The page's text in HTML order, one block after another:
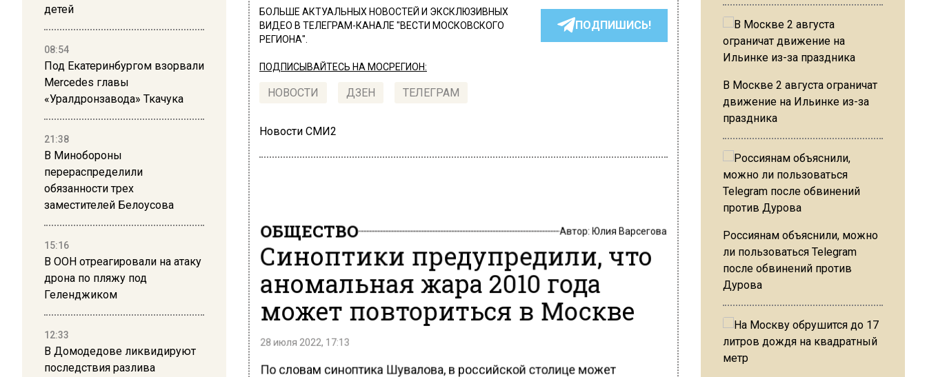
детей
08:54
Под Екатеринбургом взорвали
Mercedes главы
«Уралдронзавода» Ткачука
21:38
В Минобороны
перераспределили
обязанности трех
заместителей Белоусова
15:16
В ООН отреагировали на атаку
дрона по пляжу под
Геленджиком
12:33
В Домодедове ликвидируют
последствия разлива
БОЛЬШЕ АКТУАЛЬНЫХ НОВОСТЕЙ И ЭКСКЛЮЗИВНЫХ
ВИДЕО В ТЕЛЕГРАМ-КАНАЛЕ "ВЕСТИ МОСКОВСКОГО
РЕГИОНА".
ПОДПИШИСЬ!
ПОДПИСЫВАЙТЕСЬ НА МОСРЕГИОН:
НОВОСТИ ДЗЕН ТЕЛЕГРАМ
Новости СМИ2
ОБЩЕСТВО Автор:Юлия Варсегова
Синоптики предупредили, что
аномальная жара 2010 года
может повториться в Москве
28 июля 2022, 17:13
По словам синоптика Шувалова, в российской столице может
В Москве 2 августа ограничат
движение на Ильинке из-за
праздника
Россиянам объяснили, можно
ли пользоваться Telegram
после обвинений против
Дурова